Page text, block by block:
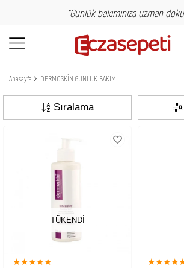
"Günlük bakımınıza uzman
Anasayfa DERMOSKİN GÜNLÜK BAKIM
Sıralama
TÜKENDI
★★★★★ ★★★★